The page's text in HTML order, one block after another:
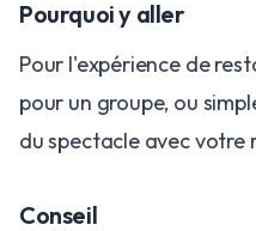
Pourquoi y aller
Pour l'expérience de
pour un groupe, ou
du spectacle avec votre
Conseil